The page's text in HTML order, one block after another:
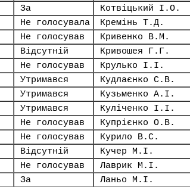
За Котвіцький І.О.
Не голосувала Кремінь Т.Д.
Не голосував Кривенко В.М.
Відсутній Кривошея Г.Г.
Не голосував Крулько І.І.
Утримався Кудлаєнко С.В.
Утримався Кузьменко А.І.
Утримався Куліченко І.І.
Не голосував Купрієнко О.В.
Не голосував Курило В.С.
Відсутній Кучер М.І.
Не голосував Лаврик М.І.
За Ланьо М.І.